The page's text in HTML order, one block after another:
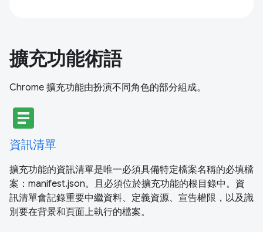
擴充功能術語
Chrome 擴充功能由扮演不同角色的部分組成。
article
資訊清單
擴充功能的資訊清單是唯一必須具備特定檔案名稱的必填檔
案：manifest.json。且必須位於擴充功能的根目錄中。資
訊清單會記錄重要中繼資料、定義資源、宣告權限，以及識
別要在背景和頁面上執行的檔案。